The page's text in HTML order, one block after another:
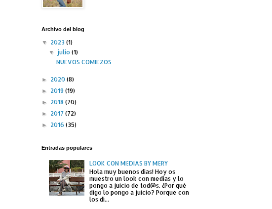
Archivo del blog
▼ 2023 (1)
▼ julio(1)
NUEVOS COMIEZOS
► 2020 (8)
► 2019 (19)
► 2018 (70)
► 2017 (72)
► 2016 (35)
Entradas populares
LOOK CON MEDIAS BY MERY
Hola muy buenos días! Hoy os
muestro un look con medias y lo
pongo a juicio de tod@s. ¿Por qué
digo lo pongo a juicio? Porque con
los dí...